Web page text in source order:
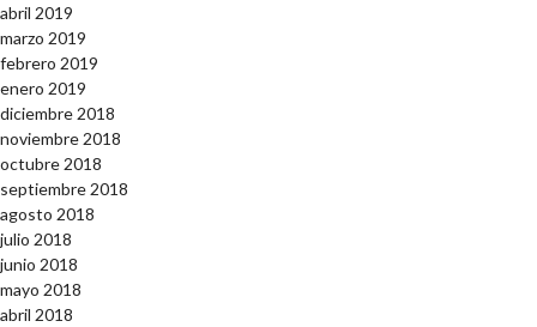
abril 2019
marzo 2019
febrero 2019
enero 2019
diciembre 2018
noviembre 2018
octubre 2018
septiembre 2018
agosto 2018
julio 2018
junio 2018
mayo 2018
abril 2018